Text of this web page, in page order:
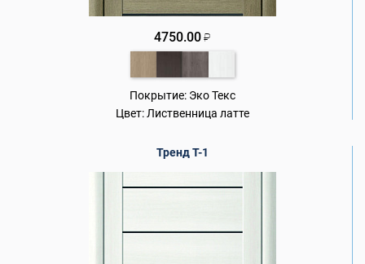
4750.00 ₽
Покрытие: Эко Текс
Цвет: Лиственница латте
Тренд Т-1